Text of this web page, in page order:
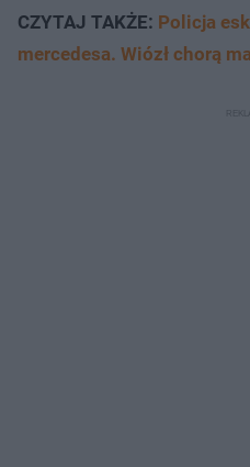
CZYTAJ TAKŻE: Policja
mercedesa. Wiózł chorą